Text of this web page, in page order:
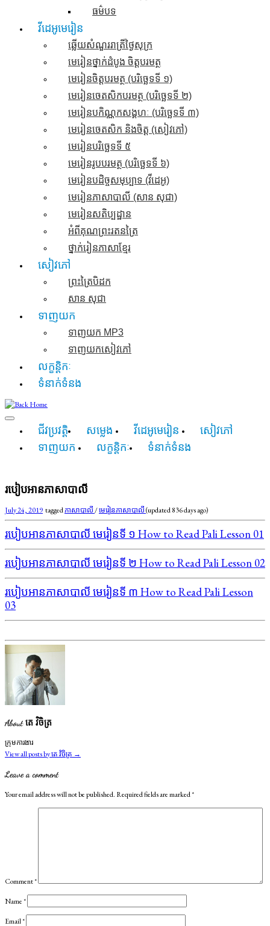
ធម៌បទ
វីដេអូមេរៀន
ឆ្លើយសំណួររាត្រីថ្ងៃសុក្រ
មេរៀនថ្នាក់ដំបូង ចិត្តបរមត្ថ
មេរៀនចិត្តបរមត្ថ (បរិច្ឆេទទី ១)
មេរៀនចេតសិកបរមត្ថ (បរិច្ឆេទទី ២)
មេរៀនបកិណ្ណកសង្គហៈ (បរិច្ឆេទទី ៣)
មេរៀនចេតសិក និងចិត្ត​ (សៀវភៅ)
មេរៀនបរិច្ឆេទទី ៥
មេរៀនរូបបរមត្ថ (បរិច្ឆេទទី ៦)
មេរៀនបដិច្ចសមុប្បាទ​ (វីដេអូ)
មេរៀនភាសាបាលី (សាន សុជា)
មេរៀនសតិប្បដ្ឋាន
អំពីគុណព្រះរតនត្រៃ
ថ្នាក់រៀនភាសាខ្មែរ
សៀវភៅ
ព្រះត្រៃបិដក
សាន សុជា
ទាញយក
ទាញយក​ MP3
ទាញយកសៀវភៅ
លក្ខន្តិកៈ
ទំនាក់ទំនង
ជីវប្រវត្តិ សម្លេង វីដេអូមេរៀន
សៀវភៅ
ទាញយក
លក្ខន្តិកៈ ទំនាក់ទំនង
របៀបអានភាសាបាលី
July 24, 2019 taggedភាសាបាលី/មេរៀនភាសាបាលី(updated 836 days ago)
របៀបអានភាសាបាលី មេរៀនទី​ ១​ How to Read Pali Lesson 01
របៀបអានភាសាបាលី មេរៀនទី​ ២​ How to Read Pali Lesson 02
របៀបអានភាសាបាលី មេរៀនទី​ ៣​ How to Read Pali Lesson
03
About តេ វិចិត្រ
ក្រុមការងារ
View all posts by តេ វិចិត្រ →
Leave a comment
Your email address will not be published. Required fields are marked*
Comment*
Name *
Email*